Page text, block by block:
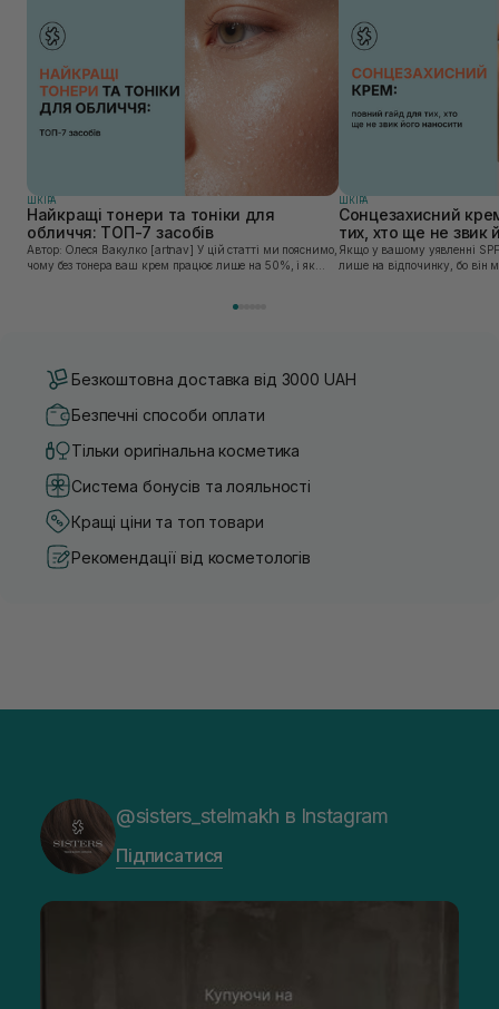
ШКIРА
Найкращі тонери та тоніки для
обличчя: ТОП-7 засобів
Автор: Олеся Вакулко [artnav] У цій статті ми пояснимо,
чому без тонера ваш крем працює лише на 50%, і як
ШКIРА
Сонцезахисний
тих, хто ще не звик
Якщо у вашому уявленні
лише на відпочинку, бо він
Безкоштовна доставка від 3000 UAH
Безпечні способи оплати
Тільки оригінальна косметика
Система бонусів та лояльності
Кращі ціни та топ товари
Рекомендації від косметологів
@sisters_stelmakh в Instagram
Підписатися